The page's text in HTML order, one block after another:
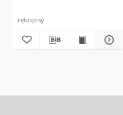
rękopisy